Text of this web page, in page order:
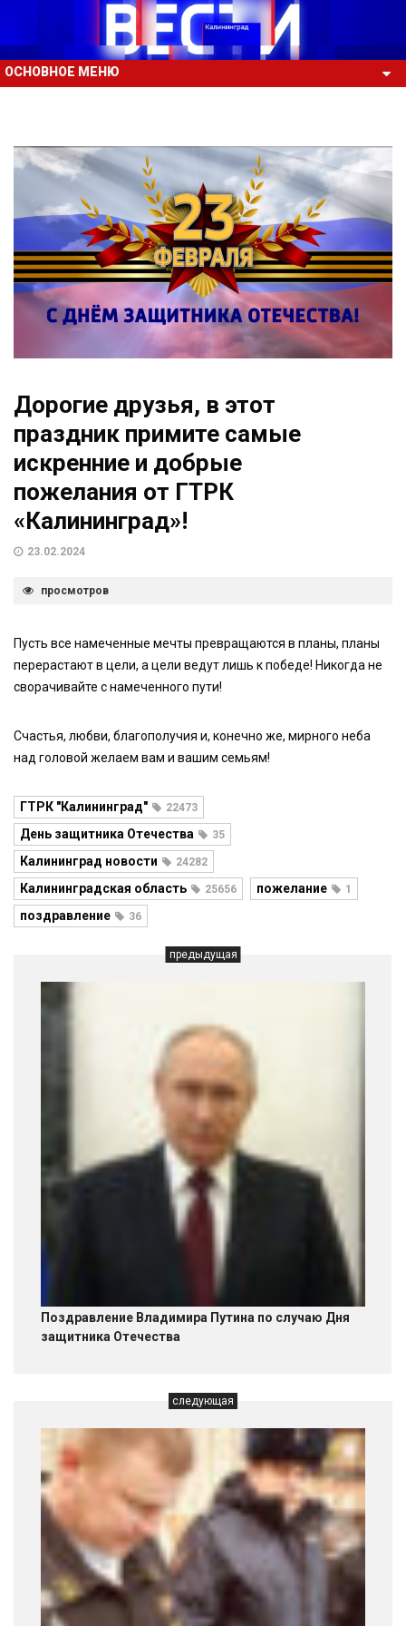
ОСНОВНОЕ МЕНЮ
Дорогие друзья, в этот
праздник примите самые
искренние и добрые
пожелания от ГТРК
«Калининград»!
23.02.2024
просмотров
Пусть все намеченные мечты превращаются в планы, планы
перерастают в цели, а цели ведут лишь к победе! Никогда не
сворачивайте с намеченного пути!
Счастья, любви, благополучия и, конечно же, мирного неба
над головой желаем вам и вашим семьям!
ГТРК "Калининград" 22473
День защитника Отечества 35
Калининград новости 24282
Калининградская область 25656 пожелание 1
поздравление 36
предыдущая
Поздравление Владимира Путина по случаю Дня
защитника Отечества
следующая